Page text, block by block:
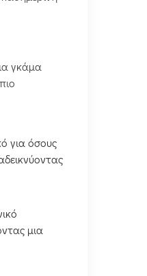
γκάμα
για όσους
μια